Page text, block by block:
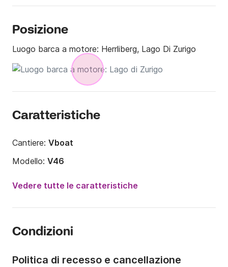
Posizione
Luogo barca a motore: Herrliberg, Lago Di Zurigo
Caratteristiche
Cantiere: Vboat
Modello: V46
60CV
Portata massima persone:
Vedere tutte le caratteristiche
Condizioni
Politica di recesso e cancellazione